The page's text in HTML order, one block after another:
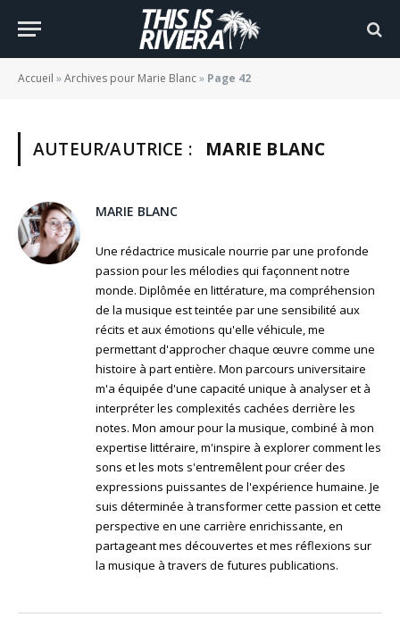
Accueil »Archives pour Marie Blanc» Page 42
AUTEUR/AUTRICE : MARIE BLANC
MARIE BLANC
Une rédactrice musicale nourrie par une profonde
passion pour les mélodies qui façonnent notre
monde. Diplômée en littérature, ma compréhension
de la musique est teintée par une sensibilité aux
récits et aux émotions qu'elle véhicule, me
permettant d'approcher chaque œuvre comme une
histoire à part entière. Mon parcours universitaire
m'a équipée d'une capacité unique à analyser et à
interpréter les complexités cachées derrière les
notes. Mon amour pour la musique, combiné à mon
expertise littéraire, m'inspire à explorer comment les
sons et les mots s'entremêlent pour créer des
expressions puissantes de l'expérience humaine. Je
suis déterminée à transformer cette passion et cette
perspective en une carrière enrichissante, en
partageant mes découvertes et mes réflexions sur
la musique à travers de futures publications.